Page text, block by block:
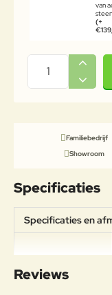
van
steen
(+
Familiebedrijf
Showroom
Specificaties
Specificaties en
Specificaties
Reviews